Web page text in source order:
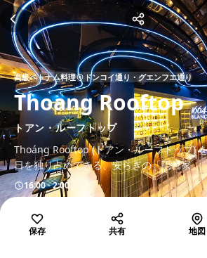
高級ベトナム料理 ドンコイ通り・グエンフエ通り
Thoang Rooftop
トアン・ルーフトップ
Thoáng Rooftop (トアン・ルーフトップ)
日を独り占めできる、安らぎの「隠れ家」
16:00 - 2:00
保存 共有 地図